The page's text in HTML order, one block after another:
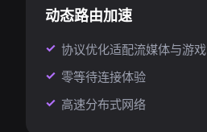
动态路由加速
协议优化适配流媒体与游戏
零等待连接体验
高速分布式网络